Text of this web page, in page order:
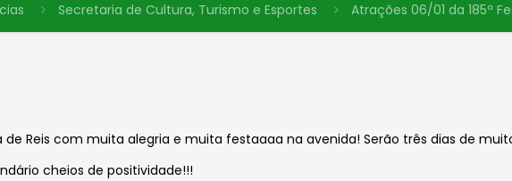
Secretaria de Cultura, Turismo e Esportes Atrações 06/01 da 185ª
de Reis com muita alegria e muita festaaaa na avenida! Serão três dias de
cheios de positividade!!!